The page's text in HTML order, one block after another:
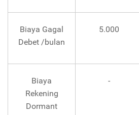
Biaya Gagal
Debet /bulan
5.000
Biaya
Rekening
Dormant
-